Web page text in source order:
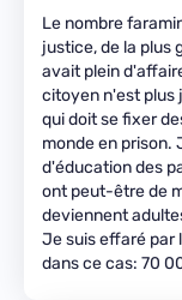
Le nombre
justice, de la plus
avait plein
citoyen n'est plus
qui doit se fixer
monde en prison.
d'éducation des
ont peut-être de
deviennent
Je suis effaré par
dans ce cas: 70